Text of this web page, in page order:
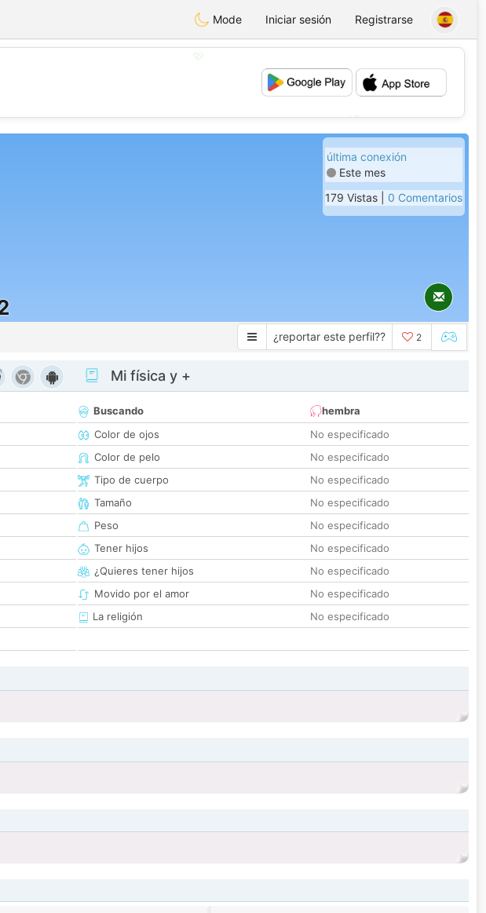
Mode Iniciar sesión Registrarse
💕
última conexión
Este mes
179 Vistas | 0 Comentarios
¿reportar este perfil?? 2
Mi física y +
Buscando
hembra
Color de ojos
No especificado
Color de pelo
No especificado
Tipo de cuerpo
No especificado
Tamaño
No especificado
Peso
No especificado
Tener hijos
No especificado
¿Quieres tener hijos
No especificado
Movido por el amor
No especificado
La religión
No especificado